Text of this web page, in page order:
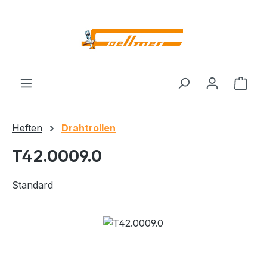
Heften Drahtrollen
T42.0009.0
Standard
Bildergalerie überspringen